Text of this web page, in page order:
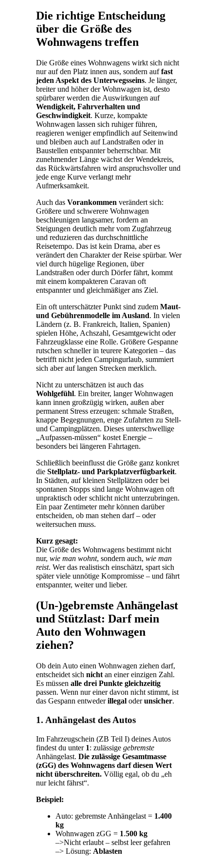
Die richtige Entscheidung
über die Größe des
Wohnwagens treffen
Die Größe eines Wohnwagens wirkt sich nicht
nur auf den Platz innen aus, sondern auffast
jeden Aspekt des Unterwegsseins. Je länger,
breiter und höher der Wohnwagen ist, desto
spürbarer werden die Auswirkungen auf
Wendigkeit, Fahrverhalten und
Geschwindigkeit. Kurze, kompakte
Wohnwagen lassen sich ruhiger führen,
reagieren weniger empfindlich auf Seitenwind
und bleiben auch auf Landstraßen oder in
Baustellen entspannter beherrschbar. Mit
zunehmender Länge wächst der Wendekreis,
das Rückwärtsfahren wird anspruchsvoller und
jede enge Kurve verlangt mehr
Aufmerksamkeit.
Auch dasVorankommen verändert sich:
Größere und schwerere Wohnwagen
beschleunigen langsamer, fordern an
Steigungen deutlich mehr vom Zugfahrzeug
und reduzieren das durchschnittliche
Reisetempo. Das ist kein Drama, aber es
verändert den Charakter der Reise spürbar. Wer
viel durch hügelige Regionen, über
Landstraßen oder durch Dörfer fährt, kommt
mit einem kompakteren Caravan oft
entspannter und gleichmäßiger ans Ziel.
Ein oft unterschätzter Punkt sind zudemMaut-
und Gebührenmodelle im Ausland. In vielen
Ländern (z. B. Frankreich, Italien, Spanien)
spielen Höhe, Achszahl, Gesamtgewicht oder
Fahrzeugklasse eine Rolle. Größere Gespanne
rutschen schneller in teurere Kategorien – das
betrifft nicht jeden Campingurlaub, summiert
sich aber auf langen Strecken merklich.
Nicht zu unterschätzen ist auch das
Wohlgefühl. Ein breiter, langer Wohnwagen
kann innen großzügig wirken, außen aber
permanent Stress erzeugen: schmale Straßen,
knappe Begegnungen, enge Zufahrten zu Stell-
und Campingplätzen. Dieses unterschwellige
„Aufpassen-müssen“ kostet Energie –
besonders bei längeren Fahrtagen.
Schließlich beeinflusst die Größe ganz konkret
dieStellplatz- und Parkplatzverfügbarkeit.
In Städten, auf kleinen Stellplätzen oder bei
spontanen Stopps sind lange Wohnwagen oft
unpraktisch oder schlicht nicht unterzubringen.
Ein paar Zentimeter mehr können darüber
entscheiden, ob man stehen darf – oder
weitersuchen muss.
Kurz gesagt:
Die Größe des Wohnwagens bestimmt nicht
nur,wie man wohnt, sondern auch,wie man
reist. Wer das realistisch einschätzt, spart sich
später viele unnötige Kompromisse – und fährt
entspannter, weiter und lieber.
(Un-)gebremste Anhängelast
und Stützlast: Darf mein
Auto den Wohnwagen
ziehen?
Ob dein Auto einen Wohnwagen ziehen darf,
entscheidet sichnicht an einer einzigen Zahl.
Es müssenalle drei Punkte gleichzeitig
passen. Wenn nur einer davon nicht stimmt, ist
das Gespann entwederillegal oderunsicher.
1. Anhängelast des Autos
Im Fahrzeugschein (ZB Teil I) deines Autos
findest du unter 1: zulässigegebremste
Anhängelast.Die zulässige Gesamtmasse
(zGG) des Wohnwagens darf diesen Wert
nicht überschreiten.Völlig egal, ob du „eh
nur leicht fährst“.
Beispiel:
Auto: gebremste Anhängelast = 1.400
kg
Wohnwagen zGG = 1.500 kg
–>Nicht erlaubt – selbst leer gefahren
–> Lösung: Ablasten